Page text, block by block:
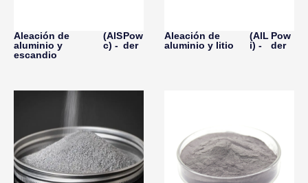
Aleación de
aluminio y
escandio
(AlS
c) -
Pow
der
Aleación de
aluminio y litio
(AlL
i) -
Pow
der